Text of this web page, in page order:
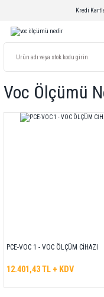
Kredi
Voc Ölçümü
PCE-VOC 1 - VOC ÖLÇÜM CİHAZI
12.401,43 TL + KDV